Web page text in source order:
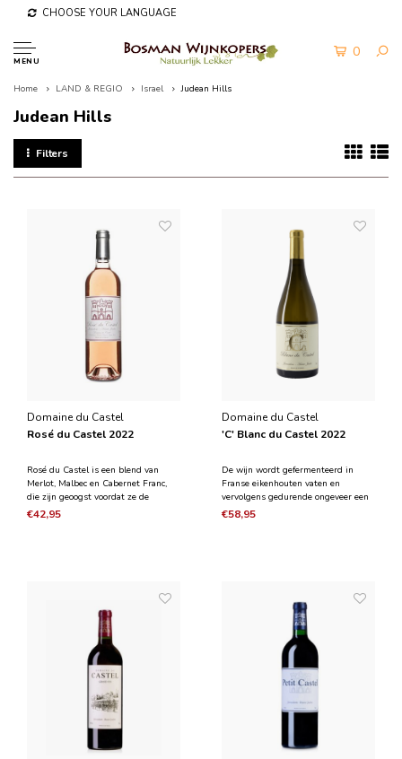
CHOOSE YOUR LANGUAGE
MENU
0
Home LAND & REGIO Israel Judean Hills
Judean Hills
Filters
Domaine du Castel
Rosé du Castel 2022
Rosé du Castel is een blend van
Merlot, Malbec en Cabernet Franc,
die zijn geoogst voordat ze de
fenolische rijpheid hebben bereikt.
€42,95
Domaine du Castel
'C' Blanc du Castel 2022
De wijn wordt gefermenteerd in
Franse eikenhouten vaten en
vervolgens gedurende ongeveer een
jaar in zijn restsuikers gerijpt in
€58,95